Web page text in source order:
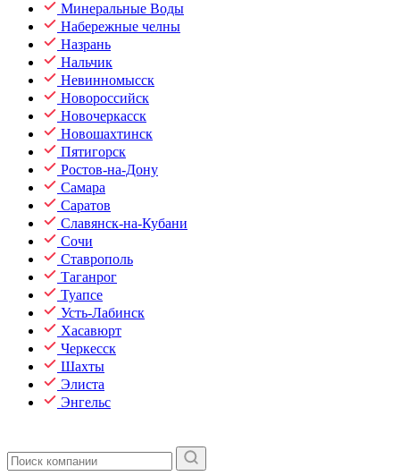
Минеральные Воды
Набережные челны
Назрань
Нальчик
Невинномысск
Новороссийск
Новочеркасск
Новошахтинск
Пятигорск
Ростов-на-Дону
Самара
Саратов
Славянск-на-Кубани
Сочи
Ставрополь
Таганрог
Туапсе
Усть-Лабинск
Хасавюрт
Черкесск
Шахты
Элиста
Энгельс